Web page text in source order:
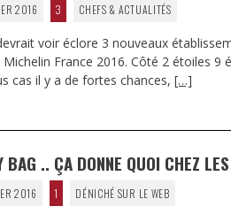
2016 3 CHEFS & ACTUALITÉS
voir éclore 3 nouveaux
Michelin France 2016. Côté 2 étoiles
cas il y a de fortes chances, […]
BAG .. ÇA DONNE QUOI CHEZ
2016 1 DÉNICHÉ SUR LE WEB